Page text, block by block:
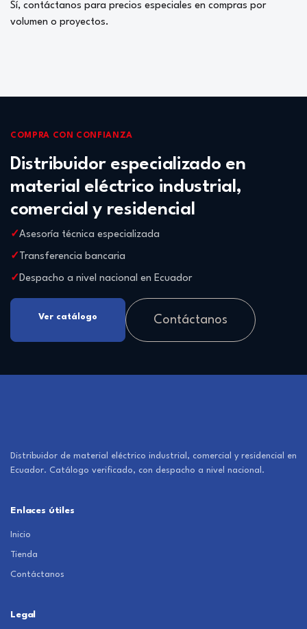
Sí, contáctanos para precios especiales en compras por
volumen o proyectos.
COMPRA CON CONFIANZA
Distribuidor especializado en
material eléctrico industrial,
comercial y residencial
Asesoría técnica especializada
Transferencia bancaria
Despacho a nivel nacional en Ecuador
Ver catálogo Contáctanos
Distribuidor de material eléctrico industrial, comercial y residencial en
Ecuador. Catálogo verificado, con despacho a nivel nacional.
Enlaces útiles
Inicio
Tienda
Contáctanos
Legal